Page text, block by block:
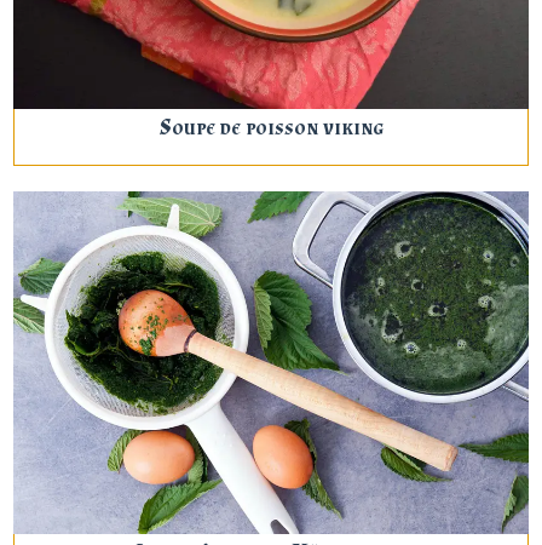
Soupe de poisson viking